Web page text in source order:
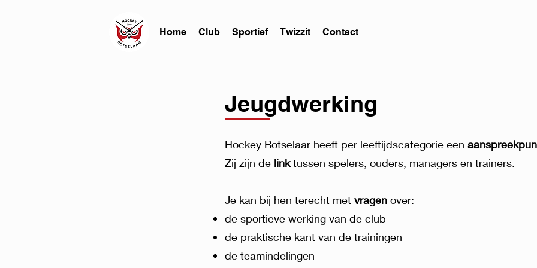
Home Club Sportief Twizzit Contact
Jeugdwerking
Hockey Rotselaar heeft per leeftijdscategorie een
​Zij zijn de linktussen spelers, ouders, managers en trainers.
Je kan bij hen terecht met vragen over:
de sportieve werking van de club
de praktische kant van de trainingen
de teamindelingen